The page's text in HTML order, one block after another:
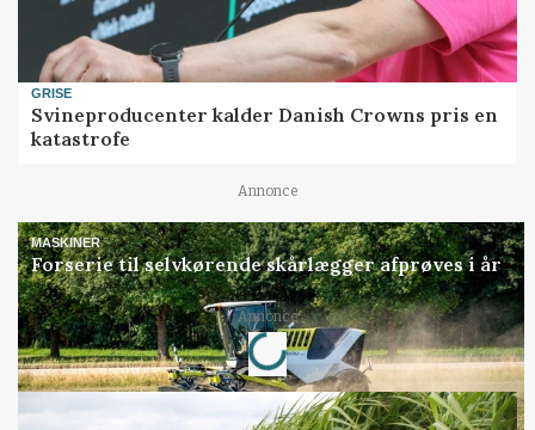
GRISE
Svineproducenter kalder Danish Crowns pris en
katastrofe
Annonce
MASKINER
Forserie til selvkørende skårlægger afprøves i år
Annonce
Loading...